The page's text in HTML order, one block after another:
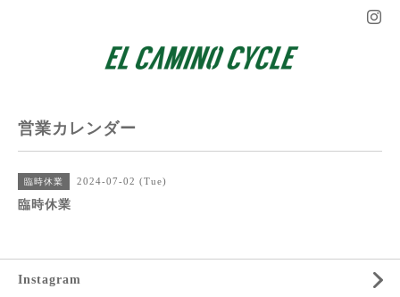
営業カレンダー
臨時休業 2024-07-02 (Tue)
臨時休業
Instagram